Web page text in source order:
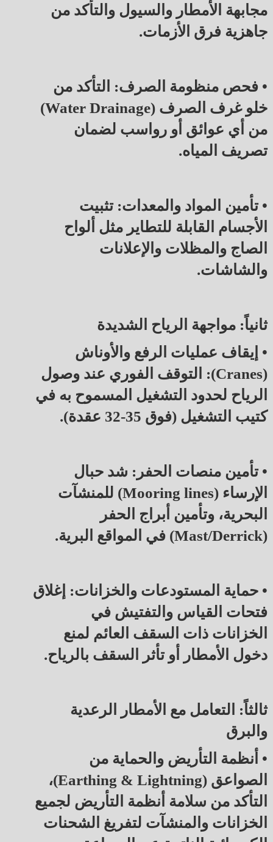
مجابهة الأمطار والسيول والتأكد من
جاهزية فرق الأزمات.
• فحص منظومة الصرف: التأكد من
خلو غرف الصرف (Water Drainage)
من أي عوائق أو رواسب لضمان
تصريف المياه.
• تأمين المواد والمعدات: تثبيت
الأجسام القابلة للتطاير مثل ألواح
الصاج والمظلات والإعلانات
والشاشات.
ثانياً: مواجهة الرياح الشديدة
• إيقاف عمليات الرفع والأوناش
(Cranes): التوقف الفوري عند وصول
الرياح لحدود التشغيل المسموح به في
كتيب التشغيل (فوق 35-32 عقدة).
• تأمين منصات الحفر: شد حبال
الإرساء (Mooring lines) للمنشآت
البحرية، وتأمين أبراج الحفر
(Mast/Derrick) في المواقع البرية.
• حماية المستودعات والخزانات: إغلاق
فتحات القياس والتفتيش في
الخزانات ذات السقف العائم لمنع
دخول الأمطار أو تأثر السقف بالرياح.
ثالثاً: التعامل مع الأمطار الرعدية
والبرق
• أنظمة التأريض والحماية من
الصواعق (Earthing & Lightning)،
التأكد من سلامة أنظمة التأريض لجميع
الخزانات والمنشآت لتفريغ الشحنات